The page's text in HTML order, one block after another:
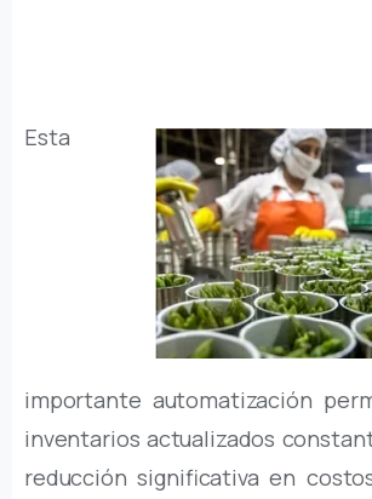
Esta
importante automatización
inventarios actualizados
reducción significativa en